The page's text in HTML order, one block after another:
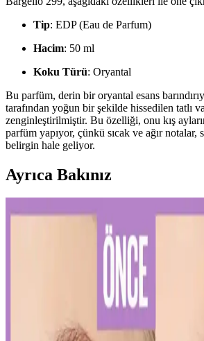
Tip: EDP (Eau de Parfum)
Hacim: 50 ml
Koku Türü: Oryantal
Bu parfüm, derin bir oryantal esans
tarafından yoğun bir şekilde hissedilen tatlı
zenginleştirilmiştir. Bu özelliği, onu kış
parfüm yapıyor, çünkü sıcak ve ağır notalar,
belirgin hale geliyor.
Ayrıca Bakınız
Diş Hassasiyetini Azaltan Doğru
ve Kullanım İpuçları
Diş hassasiyetini hafifletmek ve sağlıklı bir
doğru diş macunu seçimi ve düzenli
önerileriyle diş sağlığınızı koruyun.
Kalıcı Kalem Göz Makyajı: Uzun
Pratik Kullanım İpuçları